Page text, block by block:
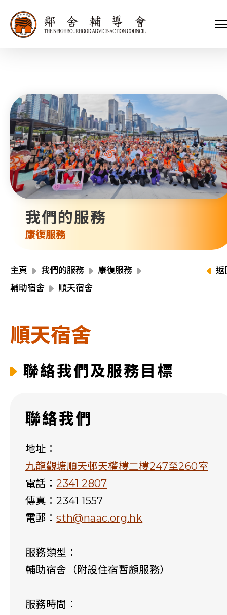
我們的服務
康復服務
主頁 我們的服務
康復服務
輔助宿舍
順天宿舍
返
順天宿舍
聯絡我們及服務目標
聯絡我們
地址：
九龍觀塘順天邨天權樓二樓247至260室
電話： 2341 2807
傳真：2341 1557
電郵：sth@naac.org.hk
服務類型：
輔助宿舍（附設住宿暫顧服務）
服務時間：
會長、副會長
執行委員會及總幹事
招標項目
關於我們
家庭及兒童福利服務
青少年服務
內地服務
教育服務
醫療衞生服務
社會企業
我們的服務
我們的夥伴
捐款方法
支持我們
新聞稿及媒體報導
會訊及刊物
活動報名